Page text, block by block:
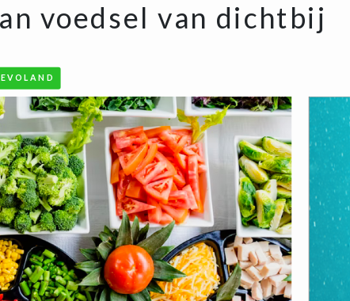
voedsel van dichtbij